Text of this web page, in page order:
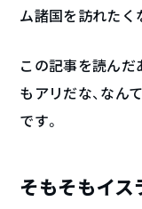
ム諸国を訪れたく
この記事を読んだ
もアリだな、なん
です。
そもそもイス